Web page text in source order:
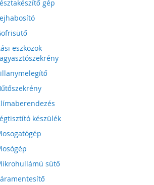
gép
eszközök
készülék
sütő